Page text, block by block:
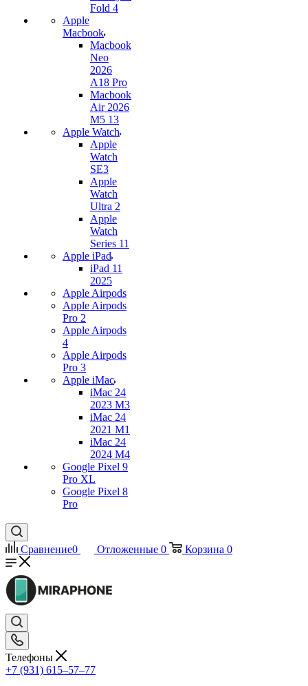
Fold 4
Apple
Macbook
Macbook
Neo
2026
A18 Pro
Macbook
Air 2026
M5 13
Apple Watch
Apple
Watch
SE3
Apple
Watch
Ultra 2
Apple
Watch
Series 11
Apple iPad
iPad 11
2025
Apple Airpods
Apple Airpods
Pro 2
Apple Airpods
4
Apple Airpods
Pro 3
Apple iMac
iMac 24
2023 M3
iMac 24
2021 M1
iMac 24
2024 M4
Google Pixel 9
Pro XL
Google Pixel 8
Pro
Сравнение0 Отложенные 0 Корзина 0
Телефоны
+7 (931) 615‒57‒77